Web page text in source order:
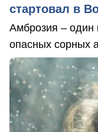
стартовал в
Амброзия – один
опасных сорных